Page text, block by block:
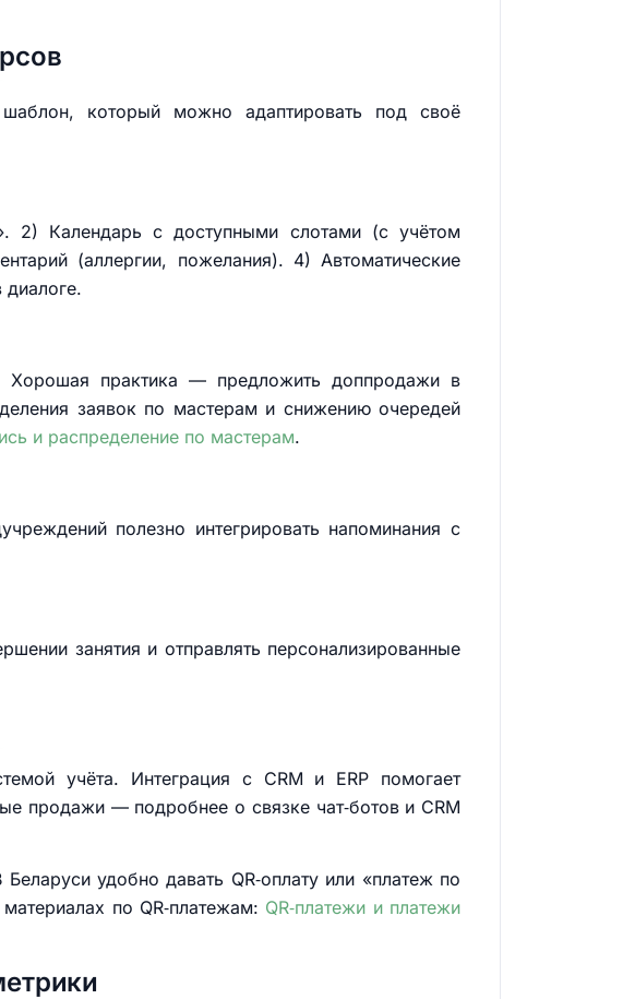
который можно адаптировать под своё
2) Календарь с доступными слотами (с учётом
(аллергии, пожелания). 4) Автоматические
Хорошая практика — предложить доппродажи в
заявок по мастерам и снижению очередей
и распределение по мастерам.
полезно интегрировать напоминания с
занятия и отправлять персонализированные
учёта. Интеграция с CRM и ERP помогает
продажи — подробнее о связке чат‑ботов и CRM
удобно давать QR‑оплату или «платеж по
по QR‑платежам: QR‑платежи и платежи